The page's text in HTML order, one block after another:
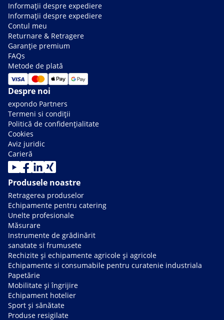
Informații despre expediere
Informații despre expediere
Contul meu
Returnare & Retragere
Garanție premium
FAQs
Metode de plată
Despre noi
expondo Partners
Termeni si condiții
Politică de confidențialitate
Cookies
Aviz juridic
Carieră
Produsele noastre
Retragerea produselor
Echipamente pentru catering
Unelte profesionale
Măsurare
Instrumente de grădinărit
sanatate si frumusete
Rechizite și echipamente agricole și agricole
Echipamente si consumabile pentru curatenie industriala
Papetărie
Mobilitate și îngrijire
Echipament hotelier
Sport și sănătate
Produse resigilate